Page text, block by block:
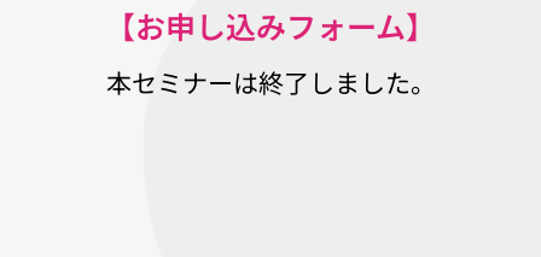
【お申し込みフォーム】
本セミナーは終了しました。